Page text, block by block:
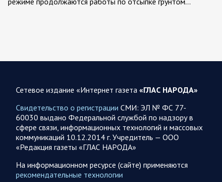
представители группировок «Север», «Запад», «Центр»,
07.08.2026 12:29
Спецоперация
Сводка военных действий от Минобороны РФ 7
Главное: Российские вооружённые силы взяли под контроль
село Анискино в Харьковской области. За прошедшую
Сетевое издание «Интернет газета «ГЛАС НАРОДА»
Свидетельство о регистрации СМИ: ЭЛ № ФС 77-
60030 выдано Федеральной службой по надзору в
сфере связи, информационных технологий и массовых
коммуникаций 10.12.2014 г. Учредитель — ООО
«Редакция газеты «ГЛАС НАРОДА»
На информационном ресурсе (сайте) применяются
рекомендательные технологии